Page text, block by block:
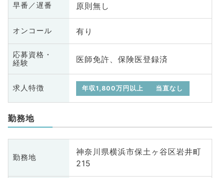
早番／遅番 原則無し
オンコール 有り
応募資格・
経験
医師免許、保険医登録済
求人特徴 年収1,800万円以上 当直なし
勤務地
勤務地
神奈川県横浜市保土ヶ谷区岩井町
215